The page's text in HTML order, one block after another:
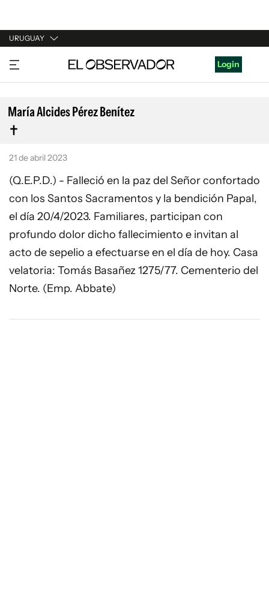
URUGUAY
URUGUAY
ARGENTINA
ESPAÑA
ESTADOS UNIDOS
Login
María Alcides Pérez Benítez
21 de abril 2023
(Q.E.P.D.) - Falleció en la paz del Señor confortado
con los Santos Sacramentos y la bendición Papal,
el día 20/4/2023. Familiares, participan con
profundo dolor dicho fallecimiento e invitan al
acto de sepelio a efectuarse en el día de hoy. Casa
velatoria: Tomás Basañez 1275/77. Cementerio del
Norte. (Emp. Abbate)